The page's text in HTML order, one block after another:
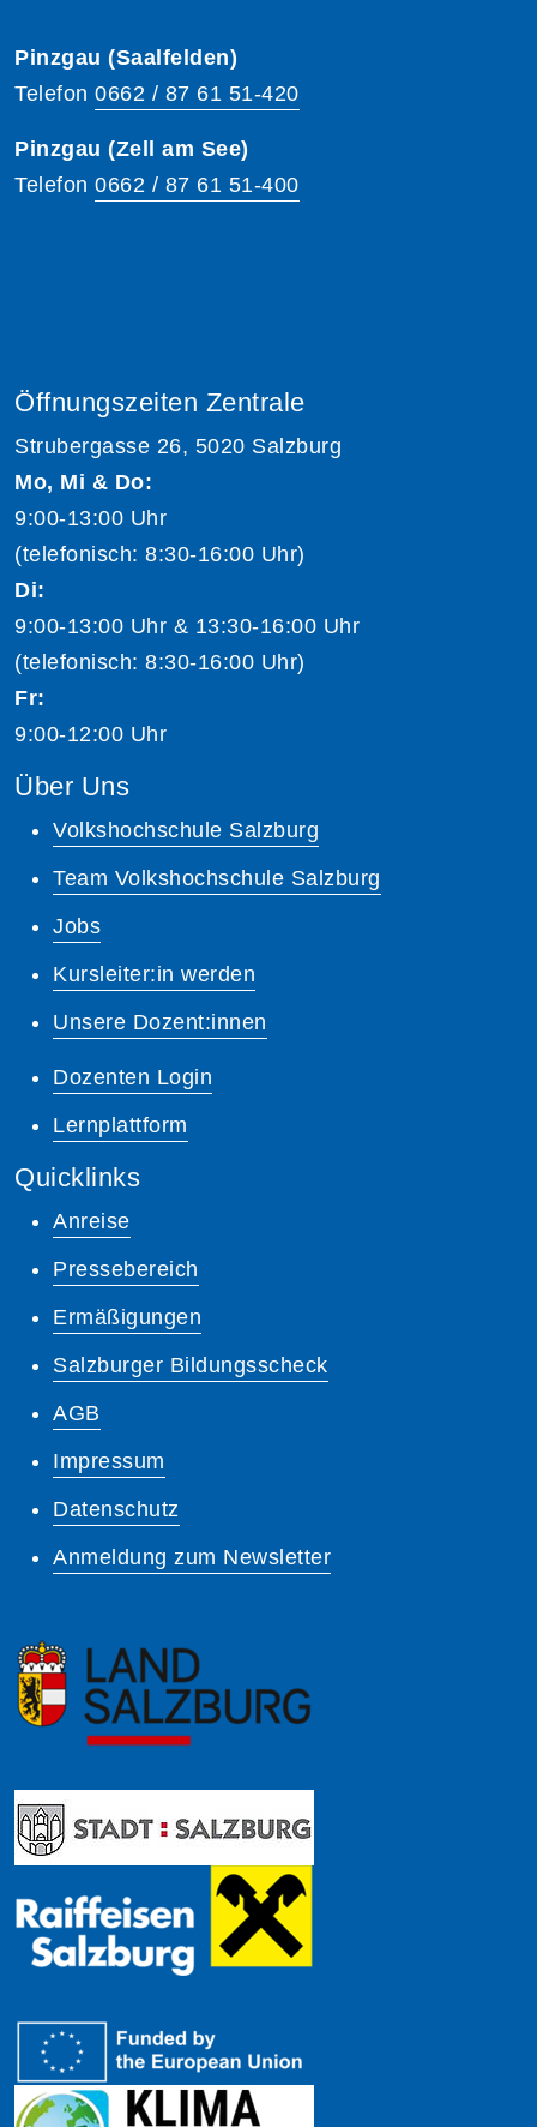
Pinzgau (Saalfelden)
Telefon 0662 / 87 61 51-420
Pinzgau (Zell am See)
Telefon 0662 / 87 61 51-400
Öffnungszeiten Zentrale
Strubergasse 26, 5020 Salzburg
Mo, Mi & Do:
9:00-13:00 Uhr
(telefonisch: 8:30-16:00 Uhr)
Di:
9:00-13:00 Uhr & 13:30-16:00 Uhr
(telefonisch: 8:30-16:00 Uhr)
Fr:
9:00-12:00 Uhr
Über Uns
Volkshochschule Salzburg
Team Volkshochschule Salzburg
Jobs
Kursleiter:in werden
Unsere Dozent:innen
Dozenten Login
Lernplattform
Quicklinks
Anreise
Pressebereich
Ermäßigungen
Salzburger Bildungsscheck
AGB
Impressum
Datenschutz
Anmeldung zum Newsletter